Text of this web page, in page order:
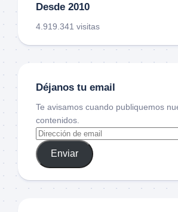
Desde 2010
4.919.341 visitas
Déjanos tu email
Te avisamos cuando publiquemos
contenidos.
Enviar